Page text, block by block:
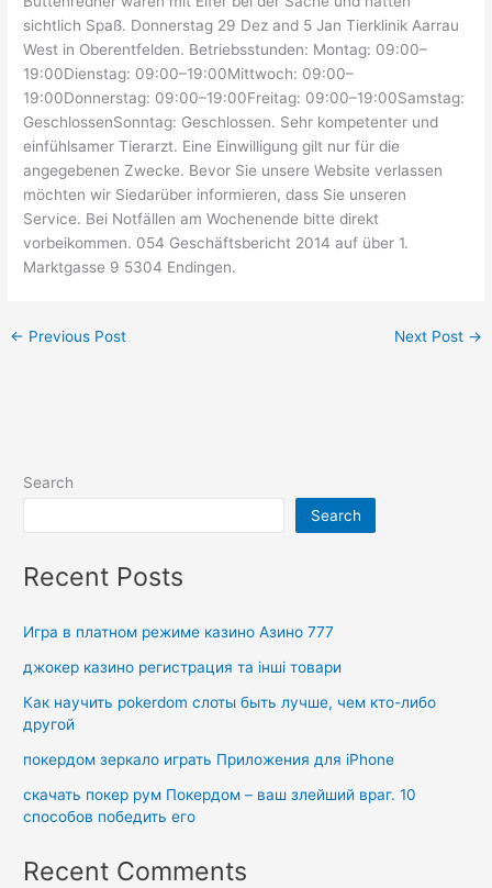
sichtlich Spaß. Donnerstag 29 Dez and 5 Jan Tierklinik Aarrau
West in Oberentfelden. Betriebsstunden: Montag: 09:00–
19:00Dienstag: 09:00–19:00Mittwoch: 09:00–
19:00Donnerstag: 09:00–19:00Freitag: 09:00–19:00Samstag:
GeschlossenSonntag: Geschlossen. Sehr kompetenter und
einfühlsamer Tierarzt. Eine Einwilligung gilt nur für die
angegebenen Zwecke. Bevor Sie unsere Website verlassen
möchten wir Siedarüber informieren, dass Sie unseren
Service. Bei Notfällen am Wochenende bitte direkt
vorbeikommen. 054 Geschäftsbericht 2014 auf über 1.
Marktgasse 9 5304 Endingen.
← Previous Post Next Post →
Search
Search
Recent Posts
Игра в платном режиме казино Азино 777
джокер казино регистрация та інші товари
Как научить pokerdom слоты быть лучше, чем кто-либо
другой
покердом зеркало играть Приложения для iPhone
скачать покер рум Покердом – ваш злейший враг. 10
способов победить его
Recent Comments